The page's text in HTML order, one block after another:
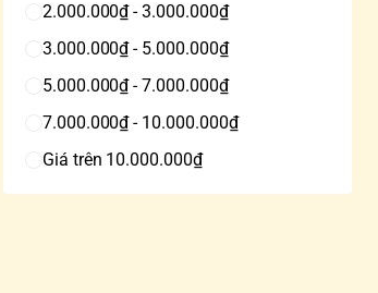
2.000.000₫ - 3.000.000₫
3.000.000₫ - 5.000.000₫
5.000.000₫ - 7.000.000₫
7.000.000₫ - 10.000.000₫
Giá trên 10.000.000₫